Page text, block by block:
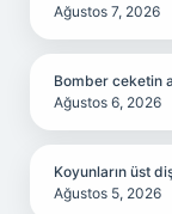
Ağustos 7, 2026
Bomber ceketin
Ağustos 6, 2026
Koyunların üst
Ağustos 5, 2026